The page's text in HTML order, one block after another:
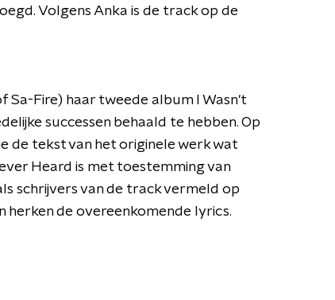
Volgens Anka is de track op de
Sa-Fire) haar tweede album I Wasn't
successen behaald te hebben. Op
de tekst van het originele werk wat
Heard is met toestemming van
schrijvers van de track vermeld op
herken de overeenkomende lyrics.